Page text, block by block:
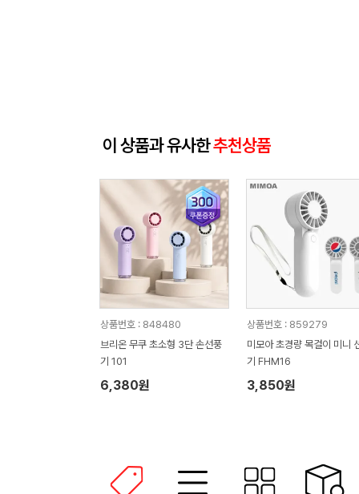
이 상품과 유사한추천상품
상품번호 : 848480
브리온 무쿠 초소형 3단 손선풍
기 101
6,380원
상품번호 : 859279
미모아 초경량 목걸이 미니
기 FHM16
3,850원